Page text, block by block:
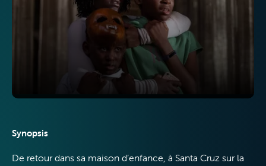
Télévision
Synopsis
De retour dans sa maison d’enfance, à Santa Cruz sur la